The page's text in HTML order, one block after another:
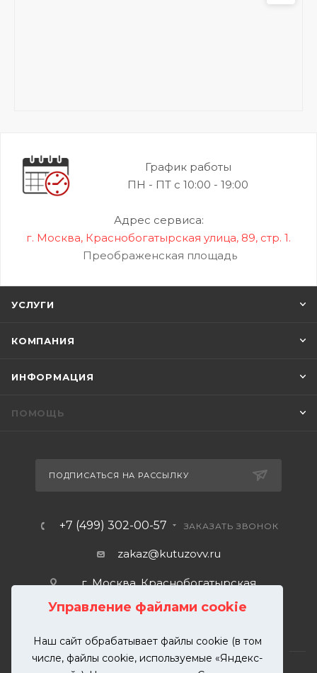
Управление файлами cookie
Наш сайт обрабатывает файлы cookie (в том
числе, файлы cookie, используемые «Яндекс-
График работы
ПН - ПТ с 10:00 - 19:00
Адрес сервиса:
г. Москва, Краснобогатырская улица, 89, стр. 1.
Преображенская площадь
УСЛУГИ
КОМПАНИЯ
ИНФОРМАЦИЯ
ПОМОЩЬ
ПОДПИСАТЬСЯ НА РАССЫЛКУ
+7 (499) 302-00-57 ЗАКАЗАТЬ ЗВОНОК
zakaz@kutuzovv.ru
г. Москва, Краснобогатырская